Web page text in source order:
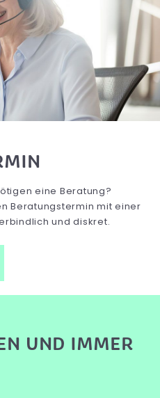
eine Beratung?
Beratungstermin mit einer
und diskret.
UND IMMER